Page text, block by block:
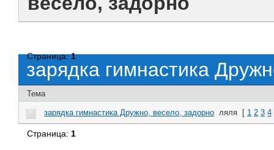
зарядка гимнастика
Страница:1
Тема
зарядка гимнастика Дружно, весело, задорно ляля [ 1 2 3 4
Страница: 1